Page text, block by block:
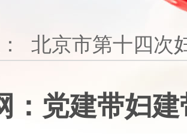
北京市第十四次
：党建带妇